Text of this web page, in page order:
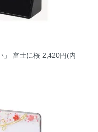
」 富士に桜2,420円(内